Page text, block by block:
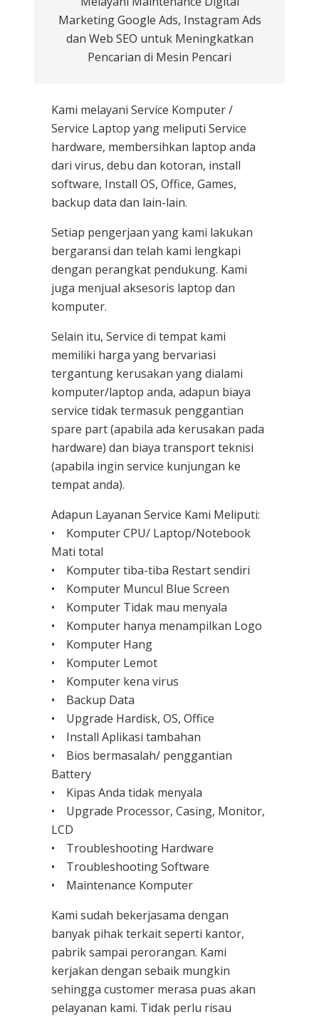
Marketing Google Ads, Instagram Ads
dan Web SEO untuk Meningkatkan
Pencarian di Mesin Pencari
Kami melayani Service Komputer /
Service Laptop yang meliputi Service
hardware, membersihkan laptop anda
dari virus, debu dan kotoran, install
software, Install OS, Office, Games,
backup data dan lain-lain.
Setiap pengerjaan yang kami lakukan
bergaransi dan telah kami lengkapi
dengan perangkat pendukung. Kami
juga menjual aksesoris laptop dan
komputer.
Selain itu, Service di tempat kami
memiliki harga yang bervariasi
tergantung kerusakan yang dialami
komputer/laptop anda, adapun biaya
service tidak termasuk penggantian
spare part (apabila ada kerusakan pada
hardware) dan biaya transport teknisi
(apabila ingin service kunjungan ke
tempat anda).
Adapun Layanan Service Kami Meliputi:
• Komputer CPU/ Laptop/Notebook
Mati total
• Komputer tiba-tiba Restart sendiri
• Komputer Muncul Blue Screen
• Komputer Tidak mau menyala
• Komputer hanya menampilkan Logo
• Komputer Hang
• Komputer Lemot
• Komputer kena virus
• Backup Data
• Upgrade Hardisk, OS, Office
• Install Aplikasi tambahan
• Bios bermasalah/ penggantian
Battery
• Kipas Anda tidak menyala
• Upgrade Processor, Casing, Monitor,
LCD
• Troubleshooting Hardware
• Troubleshooting Software
• Maintenance Komputer
Kami sudah bekerjasama dengan
banyak pihak terkait seperti kantor,
pabrik sampai perorangan. Kami
kerjakan dengan sebaik mungkin
sehingga customer merasa puas akan
pelayanan kami. Tidak perlu risau